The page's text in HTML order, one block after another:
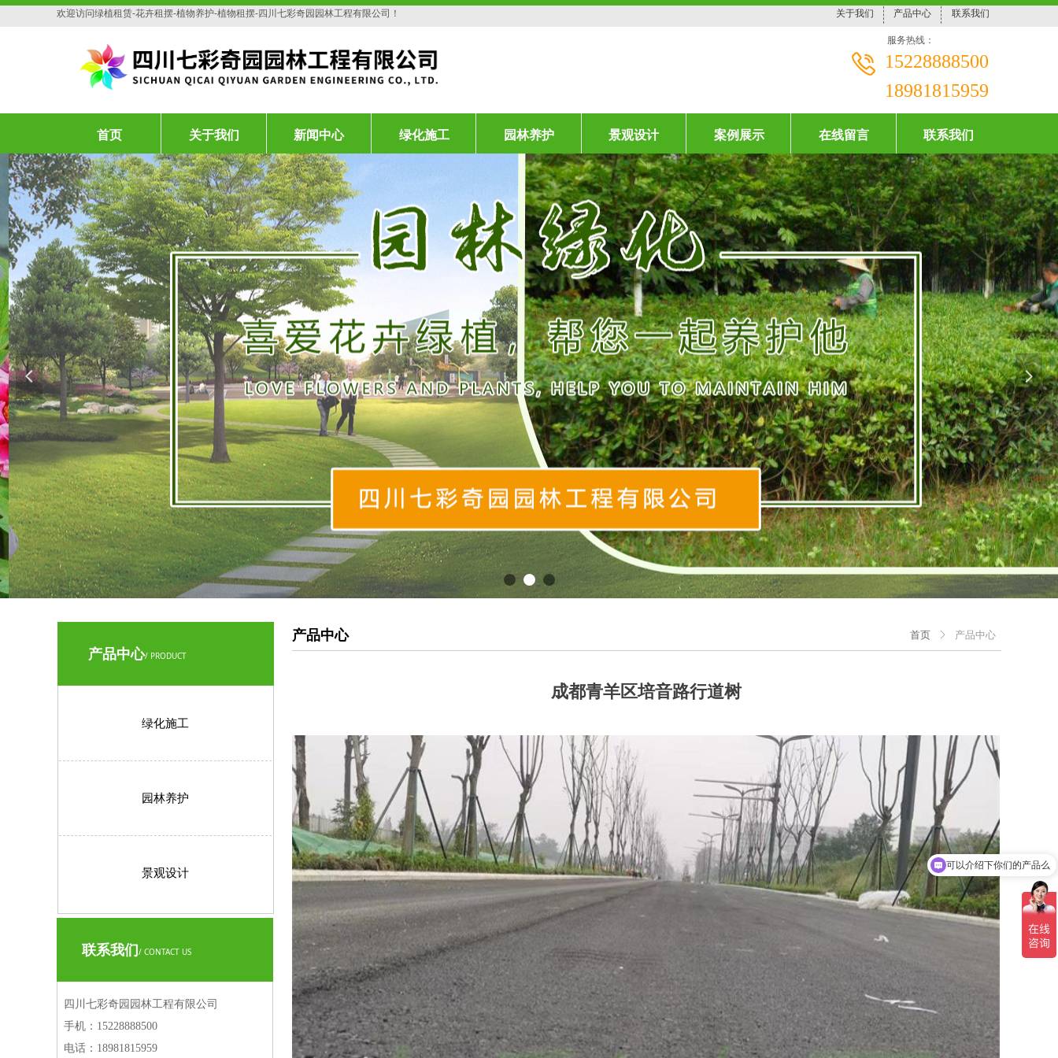
欢迎访问绿植租赁-花卉租摆-植物养护-植物租摆-四川七彩奇园园林工程有限公司！ 关于我们 产品中心 联系我们
首页 关于我们 新闻中心 绿化施工 园林养护 景观设计 案例展示 在线留言 联系我们
넳 넲
服务热线：
15228888500
18981815959
成都青羊区培音路行道树
联系我们/ CONTACT US
四川七彩奇园园林工程有限公司
手机： 15228888500
电话： 18981815959
产品中心/ PRODUCT
绿化施工
园林养护
景观设计
产品中心 首页 ꁕ 产品中心
可以介绍下你们的产品么
你们是怎么收费的呢